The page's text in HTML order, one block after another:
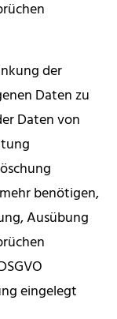
der
Daten zu
Daten von
benötigen,
Ausübung
eingelegt